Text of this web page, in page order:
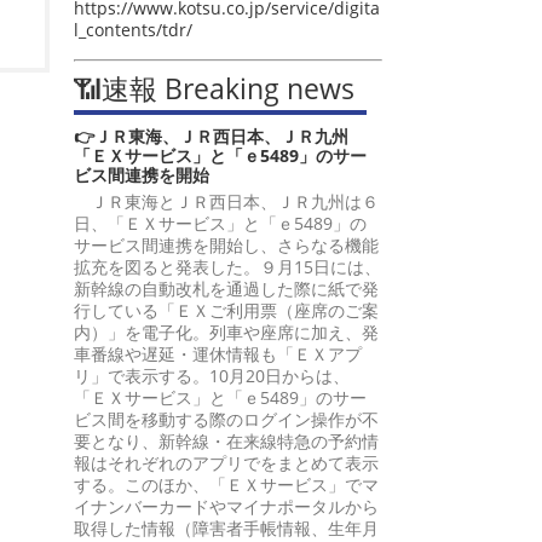
https://www.kotsu.co.jp/service/digita
l_contents/tdr/
📶速報 Breaking news
👉ＪＲ東海、ＪＲ西日本、ＪＲ九州
「ＥＸサービス」と「ｅ5489」のサー
ビス間連携を開始
ＪＲ東海とＪＲ西日本、ＪＲ九州は６
日、「ＥＸサービス」と「ｅ5489」の
サービス間連携を開始し、さらなる機能
拡充を図ると発表した。９月15日には、
新幹線の自動改札を通過した際に紙で発
行している「ＥＸご利用票（座席のご案
内）」を電子化。列車や座席に加え、発
車番線や遅延・運休情報も「ＥＸアプ
リ」で表示する。10月20日からは、
「ＥＸサービス」と「ｅ5489」のサー
ビス間を移動する際のログイン操作が不
要となり、新幹線・在来線特急の予約情
報はそれぞれのアプリでをまとめて表示
する。このほか、「ＥＸサービス」でマ
イナンバーカードやマイナポータルから
取得した情報（障害者手帳情報、生年月